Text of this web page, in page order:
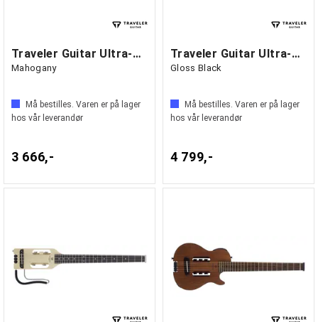
Traveler Guitar Ultra-Light Nylon
Mahogany
Må bestilles. Varen er på lager
hos vår leverandør
3 666,-
Traveler Guitar Ultra-Light Bass
Gloss Black
Må bestilles. Varen er på lager
hos vår leverandør
4 799,-